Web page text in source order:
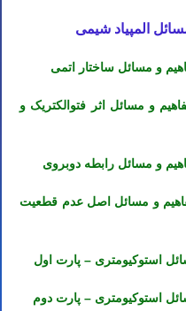
المپیاد شیمی
و مسائل ساختار اتمی
و مسائل اثر فتوالکتریک و
و مسائل رابطه دوبروی
و مسائل اصل عدم قطعیت
استوکیومتری – پارت اول
استوکیومتری – پارت دوم